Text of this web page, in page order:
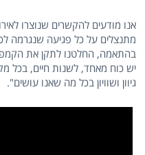
אנו מודעים להקשרים שנוצרו
מתנצלים על כל פגיעה שנגרמה
בהתאמה, החלטנו לתקן את
יש כוח מאחד, לשנות חיים, בכל
גיוון ושוויון בכל מה שאנו עושים".